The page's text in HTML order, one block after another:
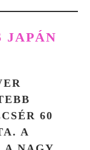
JAPÁN
60
A